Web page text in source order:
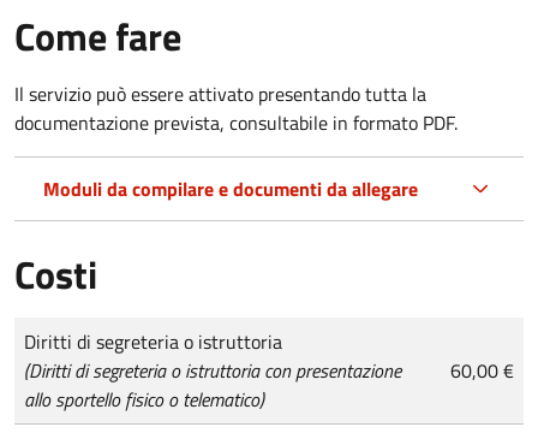
Come fare
Il servizio può essere attivato presentando tutta la
documentazione prevista, consultabile in formato PDF.
Moduli da compilare e documenti da allegare
Costi
Tipo di pagamento
Importo
Diritti di segreteria o istruttoria
(Diritti di segreteria o istruttoria con presentazione
allo sportello fisico o telematico)
60,00 €